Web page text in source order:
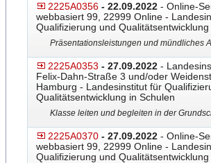
2225A0356 - 22.09.2022 - Online-
webbasiert 99, 22999 Online -
Qualifizierung und Qualitätsentwicklung
Präsentationsleistungen und mündliches
2225A0353 - 27.09.2022 -
Felix-Dahn-Straße 3 und/oder
Hamburg - Landesinstitut für
Qualitätsentwicklung in Schulen
Klasse leiten und begleiten in der
2225A0370 - 27.09.2022 - Online-
webbasiert 99, 22999 Online -
Qualifizierung und Qualitätsentwicklung